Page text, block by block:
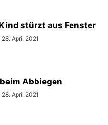
stürzt aus Fenster
28. April 2021
Abbiegen
28. April 2021